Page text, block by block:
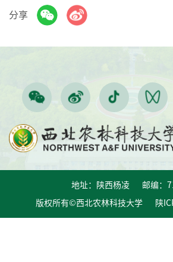
分享
地址：陕西杨凌 邮编：
版权所有©西北农林科技大学 陕